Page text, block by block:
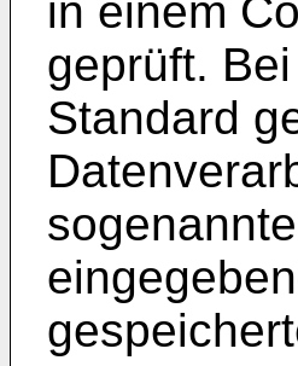
in einem
geprüft.
Standard